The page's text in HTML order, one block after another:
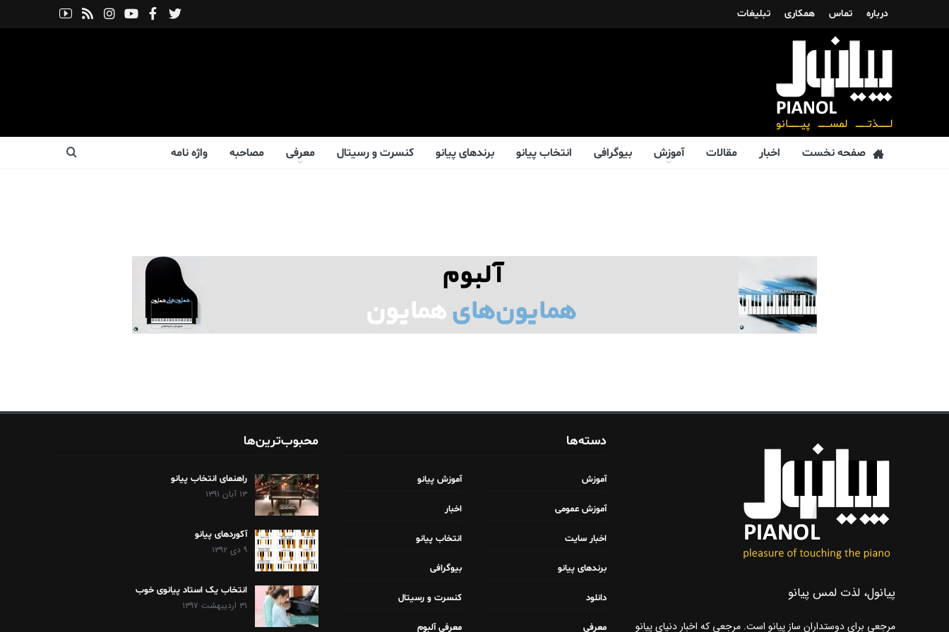
درباره تماس همکاری تبلیغات
صفحه نخست اخبار مقالات آموزش بیوگرافی انتخاب پیانو برندهای پیانو کنسرت و رسیتال معرفی مصاحبه واژه نامه
پیانول، لذت لمس پیانو
مرجعی برای دوستداران ساز پیانو است. مرجعی که اخبار دنیای پیانو
دسته‌ها
آموزش آموزش پیانو
آموزش عمومی اخبار
اخبار سایت انتخاب پیانو
برندهای پیانو بیوگرافی
دانلود کنسرت و رسیتال
معرفی معرفی آلبوم
محبوب‌ترین‌ها
راهنمای انتخاب پیانو
۱۳ آبان ۱۳۹۱
آکوردهای پیانو
۹ دی ۱۳۹۲
انتخاب یک استاد پیانوی خوب
۳۱ اردیبهشت ۱۳۹۷